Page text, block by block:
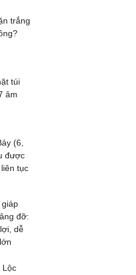
trắng
túi
âm
(6,
được
tục
đỡ:
dễ
Lộc